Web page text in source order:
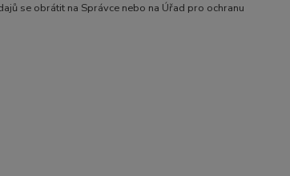
se obrátit na Správce nebo na Úřad pro ochranu